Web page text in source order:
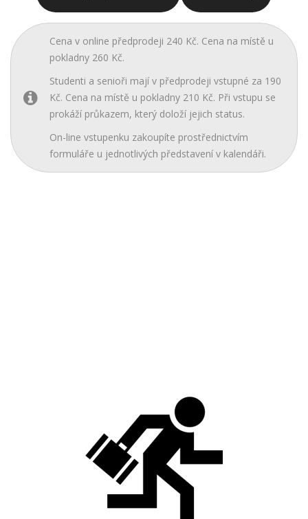
Cena v online předprodeji 240 Kč. Cena na místě u
pokladny 260 Kč.
Studenti a senioři mají v předprodeji vstupné za 190
Kč. Cena na místě u pokladny 210 Kč. Při vstupu se
prokáží průkazem, který doloží jejich status.
On-line vstupenku zakoupíte prostřednictvím
formuláře u jednotlivých představení v kalendáři.